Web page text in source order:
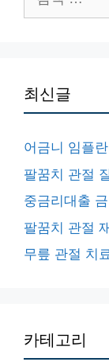
색:
최신글
어금니 임플
팔꿈치 관절
중금리대출
팔꿈치 관절
무릎 관절 치
카테고리